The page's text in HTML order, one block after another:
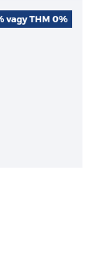
vagy THM 0%